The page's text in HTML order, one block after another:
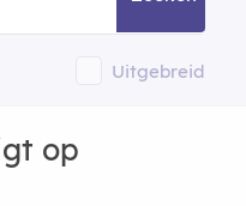
Uitgebreid
op